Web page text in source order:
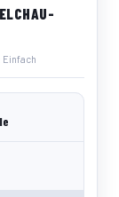
Einfach